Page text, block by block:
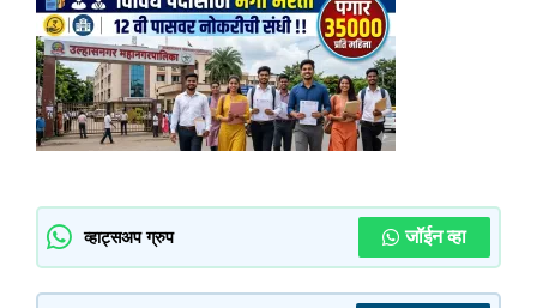
व्हाट्सअप ग्रुप जॉईन व्हा